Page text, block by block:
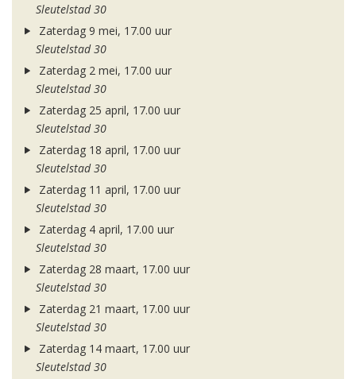
Sleutelstad 30
Zaterdag 9 mei, 17.00 uur
Sleutelstad 30
Zaterdag 2 mei, 17.00 uur
Sleutelstad 30
Zaterdag 25 april, 17.00 uur
Sleutelstad 30
Zaterdag 18 april, 17.00 uur
Sleutelstad 30
Zaterdag 11 april, 17.00 uur
Sleutelstad 30
Zaterdag 4 april, 17.00 uur
Sleutelstad 30
Zaterdag 28 maart, 17.00 uur
Sleutelstad 30
Zaterdag 21 maart, 17.00 uur
Sleutelstad 30
Zaterdag 14 maart, 17.00 uur
Sleutelstad 30